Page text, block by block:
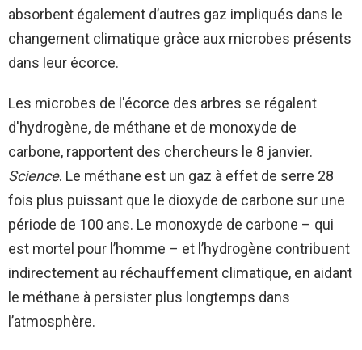
absorbent également d’autres gaz impliqués dans le
changement climatique grâce aux microbes présents
dans leur écorce.
Les microbes de l'écorce des arbres se régalent
d'hydrogène, de méthane et de monoxyde de
carbone, rapportent des chercheurs le 8 janvier.
Science. Le méthane est un gaz à effet de serre 28
fois plus puissant que le dioxyde de carbone sur une
période de 100 ans. Le monoxyde de carbone – qui
est mortel pour l’homme – et l’hydrogène contribuent
indirectement au réchauffement climatique, en aidant
le méthane à persister plus longtemps dans
l’atmosphère.